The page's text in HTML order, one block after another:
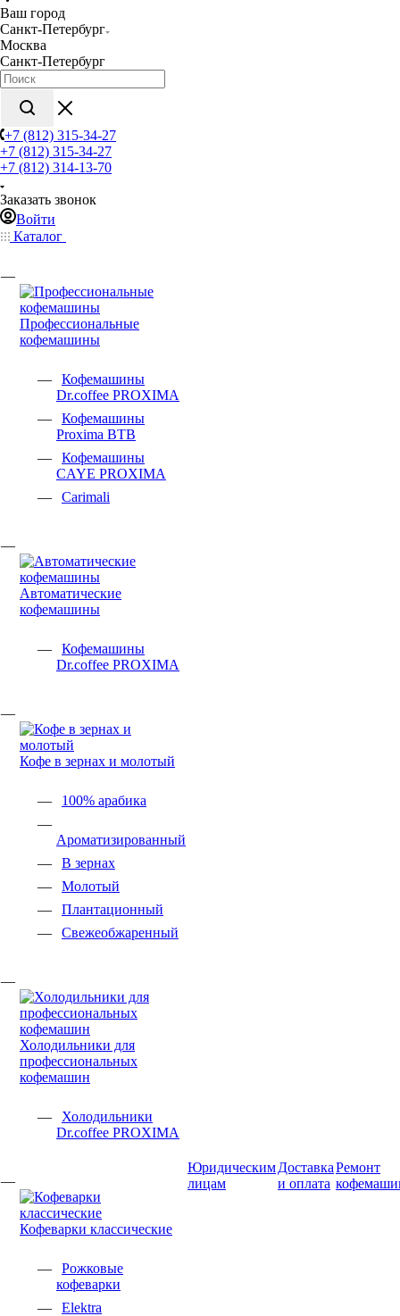
Ваш город
Санкт-Петербург
Москва
Санкт-Петербург
+7 (812) 315-34-27
+7 (812) 315-34-27
+7 (812) 314-13-70
Заказать звонок
Войти
Каталог
Профессиональные
кофемашины
Кофемашины
Dr.coffee PROXIMA
Кофемашины
Proxima BTB
Кофемашины
CAYE PROXIMA
Carimali
Автоматические
кофемашины
Кофемашины
Dr.coffee PROXIMA
Кофе в зернах и молотый
100% арабика
Ароматизированный
В зернах
Молотый
Плантационный
Свежеобжаренный
Холодильники для
профессиональных
кофемашин
Холодильники
Dr.coffee PROXIMA
Кофеварки классические
Рожковые
кофеварки
Elektra
Юридическим
лицам
Доставка
и оплата
Ремонт